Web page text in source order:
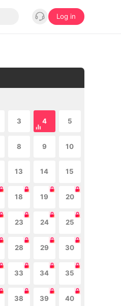
Log in
3 4 5
8 9 10
13 14 15
18 19 20
23 24 25
28 29 30
33 34 35
38 39 40